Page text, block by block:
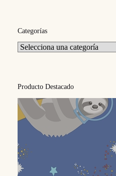
Categorías
Selecciona
una
Producto Destacado